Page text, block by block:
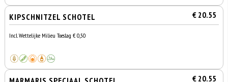
KIPSCHNITZEL SCHOTEL € 20.55
Incl. Wettelijke Milieu Toeslag € 0,50
€ 20.55